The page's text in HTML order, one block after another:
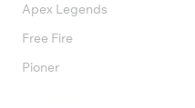
Apex Legends
Free Fire
Pioner